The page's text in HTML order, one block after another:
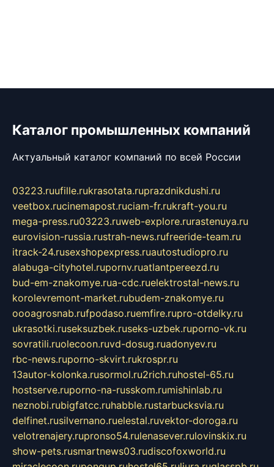
Каталог промышленных компаний
Актуальный каталог компаний по всей России
03223.ruufille.rukrasotata.ruprazdnikdushi.ru
veetbox.rucinemapost.ruciam-fr.rukraft-you.ru
mega-press.ru03223.ruweb-explore.rurastenuya.ru
eurovision-russia.rustrah-news.rufreeride-team.ru
itrack-24.rusexshopexpress.ruautostudiopro.ru
alabuga-cityhotel.rupornv.ruatlantpereezd.ru
bud-em-znakomye.rua-cdc.ruelektrostal-news.ru
korolevremont-market.rubudem-znakomye.ru
oooagrosnab.rufpodaso.ruemfire.rupro-otdelky.ru
ukrasotki.ruseksuzbek.ruseks-uzbek.ruporno-vk.ru
sovratili.ruolecoon.ruvd-dosug.ruadonyev.ru
rbc-news.ruporno-skvirt.rukrospr.ru
13autor-kolonka.rusormol.ru2rich.ruhostel-65.ru
hostserve.ruporno-na-russkom.rumishinlab.ru
neznobi.rubigfatcc.ruhabble.rustarbucksvia.ru
delfinet.rusilvernano.ruelestal.ruvektor-doroga.ru
velotrenajery.rupronso54.rulenasever.rulovinskix.ru
show-pets.rusmartnews03.rudiscofoxworld.ru